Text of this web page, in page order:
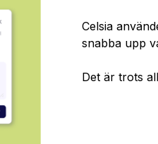
Celsia
snabba upp
Det är trots